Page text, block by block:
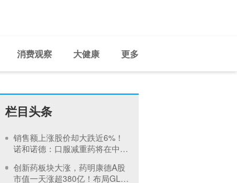
消费观察 大健康 更多
栏目头条
销售额上涨股价却大跌近6%！
诺和诺德：口服减重药将在中国
创新药板块大涨，药明康德A股
市值一天涨超380亿！布局GLP-